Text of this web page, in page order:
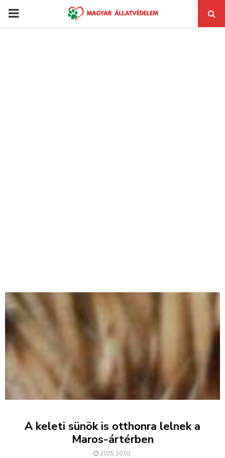
PRIMARY
A keleti sünök is otthonra lelnek a
Maros-ártérben
2025.10.01.